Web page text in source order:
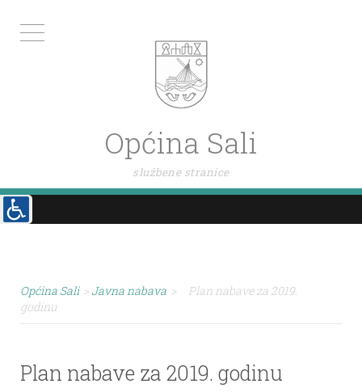
Općina Sali
službene stranice
Općina Sali > Javna nabava >
Plan nabave za 2019.
godinu
Plan nabave za 2019. godinu